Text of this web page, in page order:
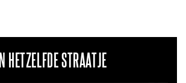
IN HETZELFDE STRAATJE